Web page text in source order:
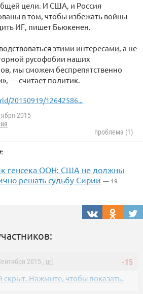
цели. И США, и Россия
в том, чтобы избежать войны
ИГ, пишет Бьюкенен.
этими интересами, а не
русофобии наших
мы сможем беспрепятственно
— считает политик.
20150919/12642586...
2015
проблема (1)
генсека ООН: США не должны
решать судьбу Сирии — 19
-15
2015 , url
Нажмите, чтобы показать.